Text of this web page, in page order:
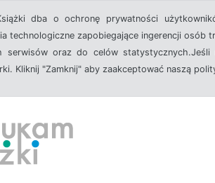
dba o ochronę prywatności
technologiczne zapobiegające ingerencji
serwisów oraz do celów
Kliknij "Zamknij" aby zaakceptować naszą